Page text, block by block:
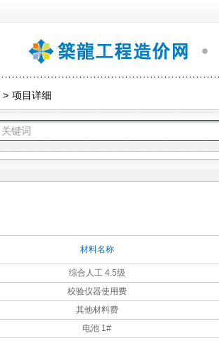
> 项目详细
材料名称
综合人工 4.5级
校验仪器使用费
其他材料费
电池 1#